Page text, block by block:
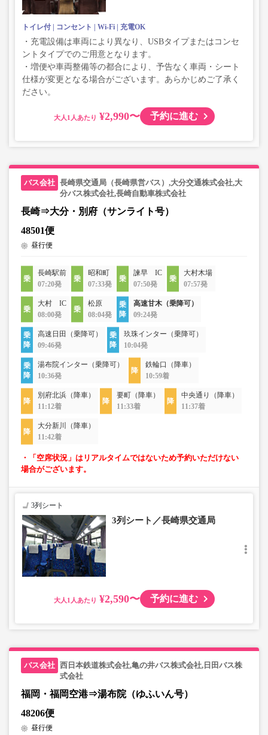
トイレ付 コンセント Wi-Fi 充電OK
・充電設備は車両により異なり、USBタイプまたはコンセ
ントタイプでのご用意となります。
・増便や車両整備等の都合により、予告なく車両・シート
仕様が変更となる場合がございます。あらかじめご了承く
ださい。
大人 ¥2,990〜 予約に進む
長崎県交通局（長崎県営バス）,大分交通株式会社,大
分バス株式会社,長崎自動車株式会社
長崎⇒大分・別府（サンライト号）
48501便
昼行便
長崎駅前
07:20発
昭和町
07:33発
諫早 IC
07:50発
大村木場
07:57発
大村 IC
08:00発
松原
08:04発
高速甘木（乗降可）
09:24発
高速日田（乗降可）
09:46発
玖珠インター（乗降可）
10:04発
湯布院インター（乗降可）
10:36発
鉄輪口（降車）
10:59着
別府北浜（降車）
11:12着
要町（降車）
11:33着
中央通り（降車）
11:37着
大分新川（降車）
11:42着
・「空席状況」はリアルタイムではないため予約いただけない
場合がございます。
3列シート
3列シート／長崎県交通局
大人 ¥2,590〜 予約に進む
西日本鉄道株式会社,亀の井バス株式会社,日田バス株
式会社
福岡・福岡空港⇒湯布院（ゆふいん号）
48206便
昼行便